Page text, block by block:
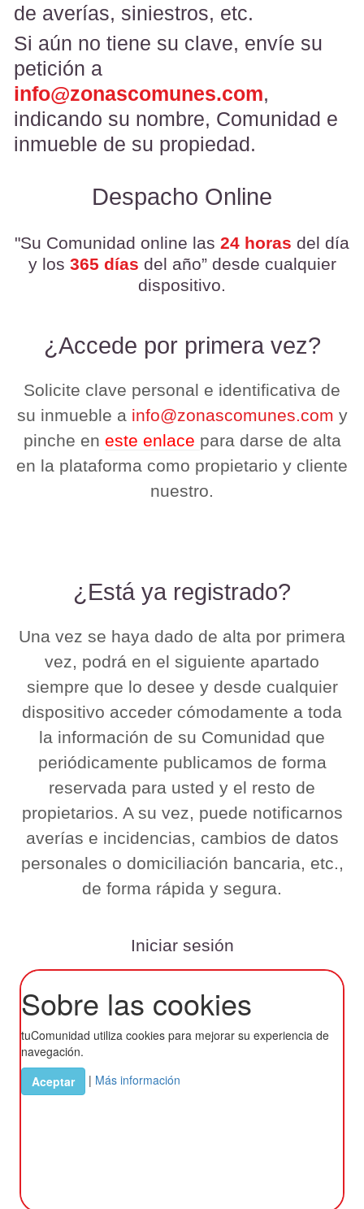
de averías, siniestros, etc.
Si aún no tiene su clave, envíe su
petición a
info@zonascomunes.com,
indicando su nombre, Comunidad e
inmueble de su propiedad.
Despacho Online
"Su Comunidad online las 24 horas del día
y los 365 días del año” desde cualquier
dispositivo.
¿Accede por primera vez?
Solicite clave personal e identificativa de
su inmueble a info@zonascomunes.com y
pinche en este enlace para darse de alta
en la plataforma como propietario y cliente
nuestro.
¿Está ya registrado?
Una vez se haya dado de alta por primera
vez, podrá en el siguiente apartado
siempre que lo desee y desde cualquier
dispositivo acceder cómodamente a toda
la información de su Comunidad que
periódicamente publicamos de forma
reservada para usted y el resto de
propietarios. A su vez, puede notificarnos
averías e incidencias, cambios de datos
personales o domiciliación bancaria, etc.,
de forma rápida y segura.
Iniciar sesión